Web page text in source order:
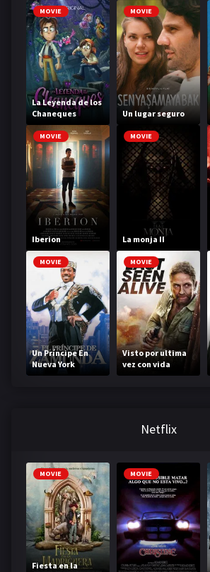
MOVIE
La Leyenda de los
Chaneques
MOVIE
Un lugar seguro
MOVIE
Iberion
MOVIE
La monja II
MOVIE
Un Príncipe En
Nueva York
MOVIE
Visto por ultima
vez con vida
Netflix
MOVIE
Fiesta en la
MOVIE